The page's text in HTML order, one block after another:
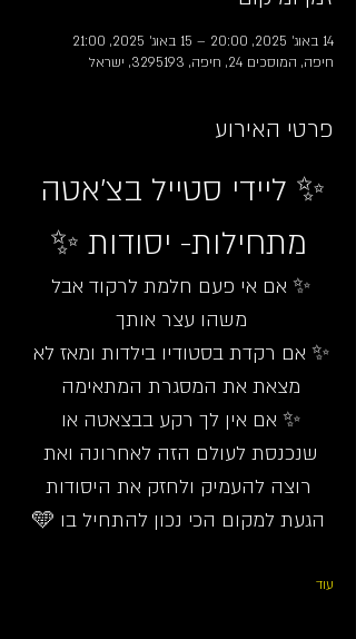
14 באוג׳ 2025, 20:00 – 15 באוג׳ 2025, 21:00
חיפה, המוסכים 24, חיפה, 3295193, ישראל
פרטי האירוע
✨ ליידי סטייל בצ’אטה
מתחילות- יסודות ✨
✨ אם אי פעם חלמת לרקוד אבל
משהו עצר אותך
✨ אם רקדת בסטודיו בילדות ומאז לא
מצאת את המסגרת המתאימה
✨ אם אין לך רקע בבצאטה או
שנכנסת לעולם הזה לאחרונה ואת
רוצה להעמיק ולחזק את היסודות
הגעת למקום הכי נכון להתחיל בו 🩵
עוד